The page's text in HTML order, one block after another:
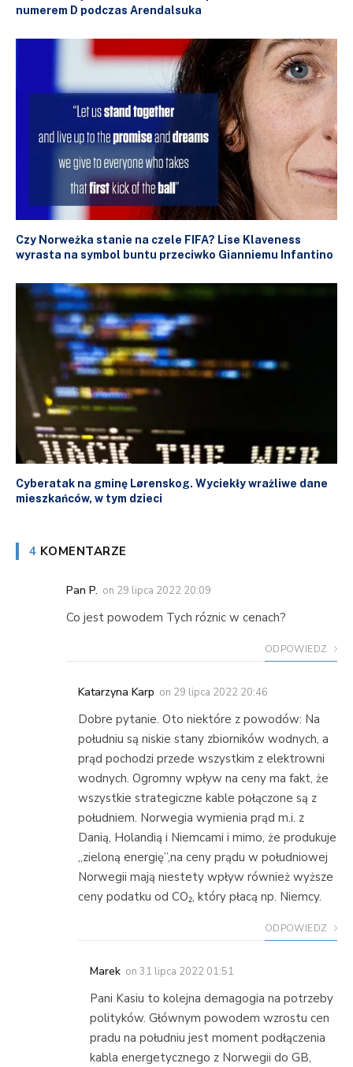
numerem D podczas Arendalsuka
Czy Norweżka stanie na czele FIFA? Lise Klaveness
wyrasta na symbol buntu przeciwko Gianniemu Infantino
Cyberatak na gminę Lørenskog. Wyciekły wrażliwe dane
mieszkańców, w tym dzieci
4 KOMENTARZE
Pan P. on 29 lipca 2022 20:09
Co jest powodem Tych róznic w cenach?
ODPOWIEDZ
Katarzyna Karp on 29 lipca 2022 20:46
Dobre pytanie. Oto niektóre z powodów: Na
południu są niskie stany zbiorników wodnych, a
prąd pochodzi przede wszystkim z elektrowni
wodnych. Ogromny wpływ na ceny ma fakt, że
wszystkie strategiczne kable połączone są z
południem. Norwegia wymienia prąd m.i. z
Danią, Holandią i Niemcami i mimo, że produkuje
„zieloną energię”,na ceny prądu w południowej
Norwegii mają niestety wpływ również wyższe
ceny podatku od CO₂, który płacą np. Niemcy.
ODPOWIEDZ
Marek on 31 lipca 2022 01:51
Pani Kasiu to kolejna demagogia na potrzeby
polityków. Głównym powodem wzrostu cen
pradu na południu jest moment podłączenia
kabla energetycznego z Norwegii do GB,